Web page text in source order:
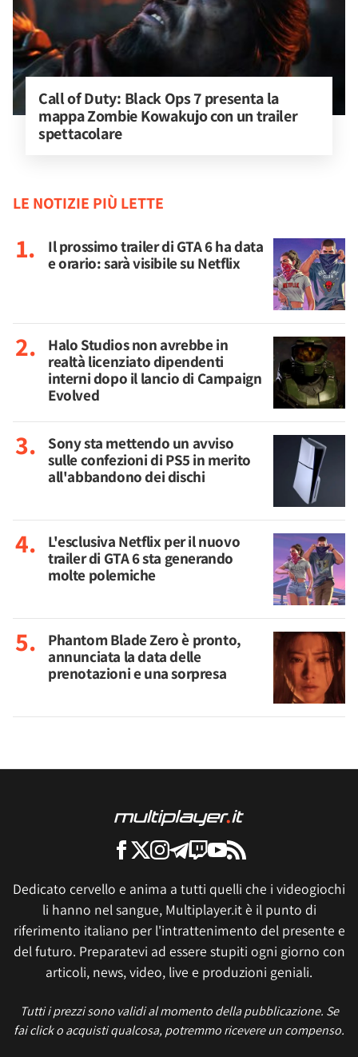
Call of Duty: Black Ops 7 presenta la
mappa Zombie Kowakujo con un trailer
spettacolare
LE NOTIZIE PIÙ LETTE
Il prossimo trailer di GTA 6 ha data
e orario: sarà visibile su Netflix
Halo Studios non avrebbe in
realtà licenziato dipendenti
interni dopo il lancio di Campaign
Evolved
Sony sta mettendo un avviso
sulle confezioni di PS5 in merito
all'abbandono dei dischi
L'esclusiva Netflix per il nuovo
trailer di GTA 6 sta generando
molte polemiche
Phantom Blade Zero è pronto,
annunciata la data delle
prenotazioni e una sorpresa
Dedicato cervello e anima a tutti quelli che i videogiochi
li hanno nel sangue, Multiplayer.it è il punto di
riferimento italiano per l'intrattenimento del presente e
del futuro. Preparatevi ad essere stupiti ogni giorno con
articoli, news, video, live e produzioni geniali.
Tutti i prezzi sono validi al momento della pubblicazione. Se
fai click o acquisti qualcosa, potremmo ricevere un compenso.